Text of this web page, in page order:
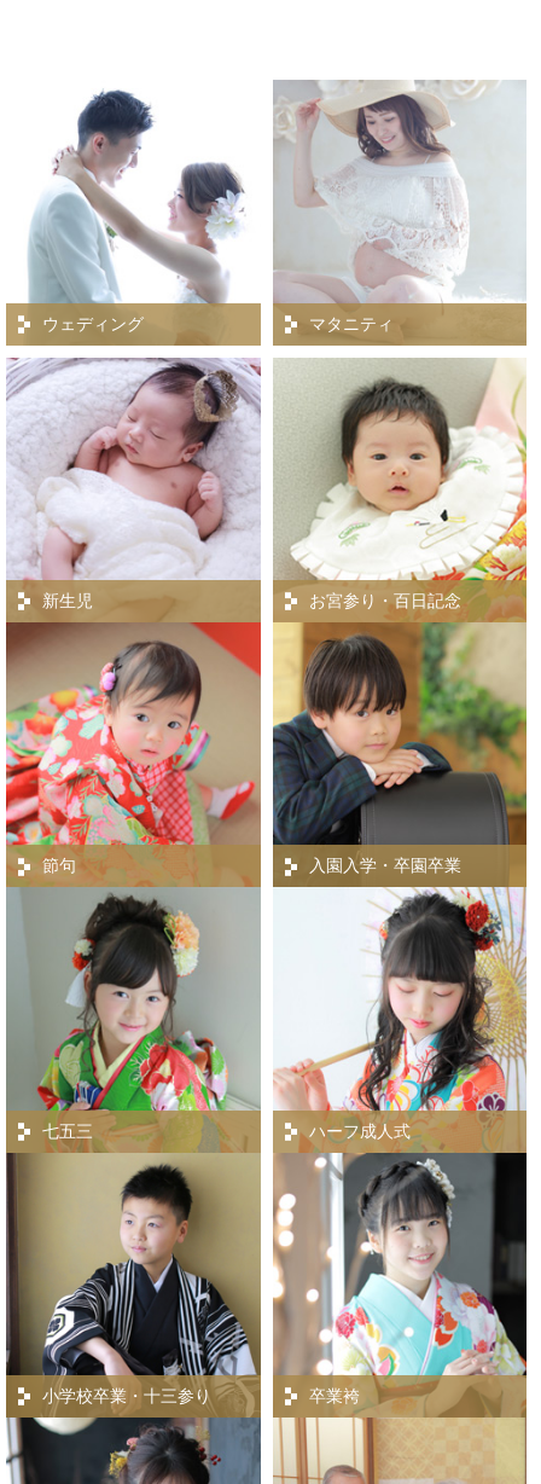
ウェディング マタニティ
新生児 お宮参り・百日記念
節句 入園入学・卒園卒業
七五三 ハーフ成人式
小学校卒業・十三参り 卒業袴